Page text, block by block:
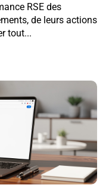
RSE des
de leurs actions
tout...